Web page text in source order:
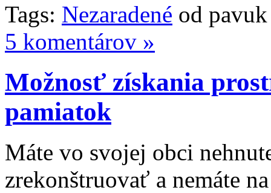
Tags: Nezaradené od pavuk
5 komentárov »
Možnosť získania
pamiatok
Máte vo svojej obci
zrekonštruovať a nemáte